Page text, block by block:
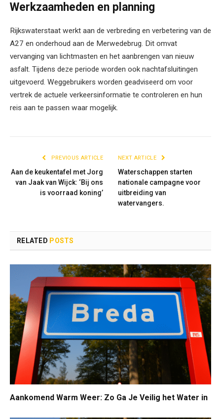
Werkzaamheden en planning
Rijkswaterstaat werkt aan de verbreding en verbetering van de
A27 en onderhoud aan de Merwedebrug. Dit omvat
vervanging van lichtmasten en het aanbrengen van nieuw
asfalt. Tijdens deze periode worden ook nachtafsluitingen
uitgevoerd. Weggebruikers worden geadviseerd om voor
vertrek de actuele verkeersinformatie te controleren en hun
reis aan te passen waar mogelijk.
PREVIOUS ARTICLE
Aan de keukentafel met Jorg
van Jaak van Wijck: ‘Bij ons
is voorraad koning’
NEXT ARTICLE
Waterschappen starten
nationale campagne voor
uitbreiding van
watervangers.
RELATED POSTS
Aankomend Warm Weer: Zo Ga Je Veilig het Water in